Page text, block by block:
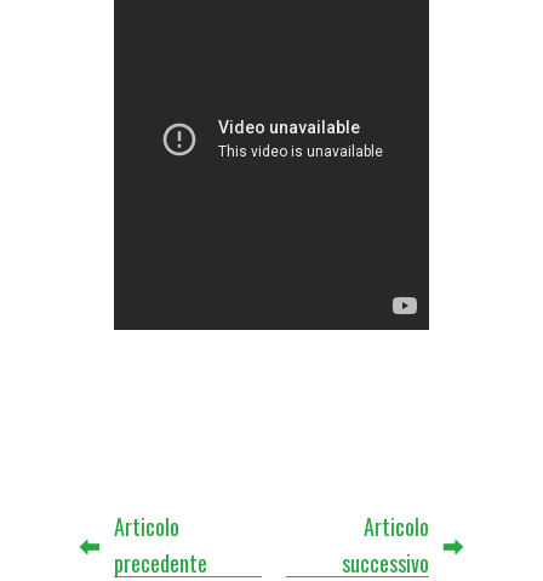
Articolo
precedente
Articolo
successivo